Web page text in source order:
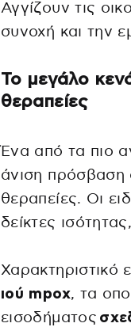
Αγγίζουν τις
συνοχή και την
Το μεγάλο
θεραπείες
Ένα από τα πιο
άνιση πρόσβαση
θεραπείες. Οι
δείκτες
Χαρακτηριστικό
ιού mpox, τα
εισοδήματος